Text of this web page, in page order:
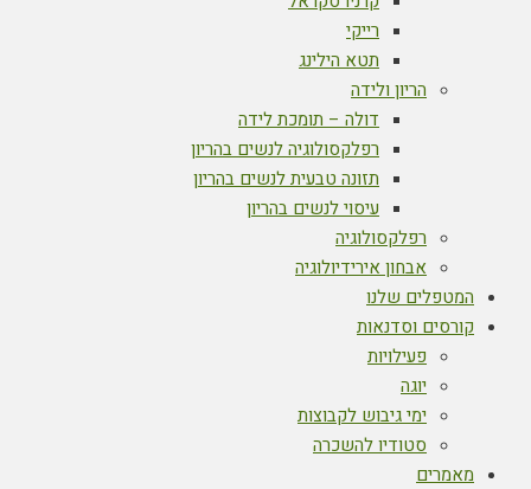
רייקי
תטא הילינג
הריון ולידה
דולה – תומכת לידה
רפלקסולוגיה לנשים בהריון
תזונה טבעית לנשים בהריון
עיסוי לנשים בהריון
רפלקסולוגיה
אבחון אירידיולוגיה
המטפלים שלנו
קורסים וסדנאות
פעילויות
יוגה
ימי גיבוש לקבוצות
סטודיו להשכרה
מאמרים